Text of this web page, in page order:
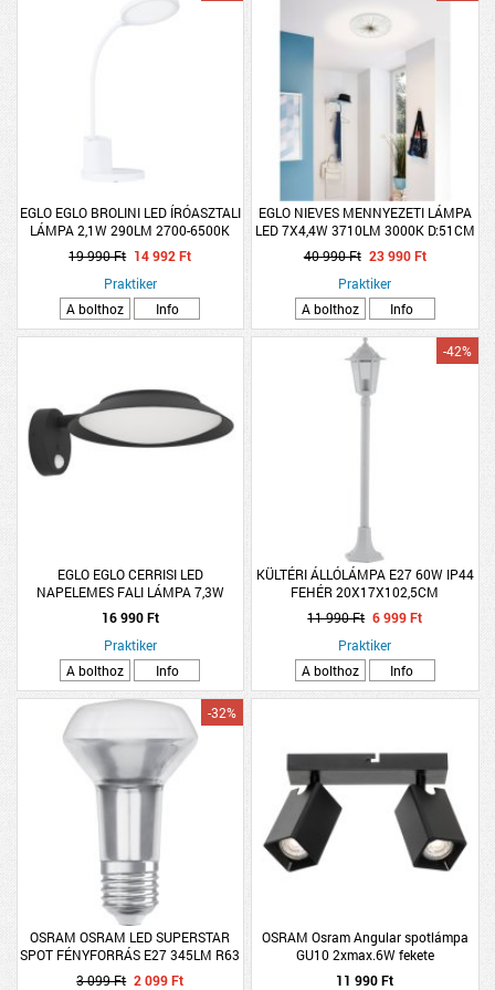
EGLO EGLO BROLINI LED ÍRÓASZTALI
LÁMPA 2,1W 290LM 2700-6500K
ÉRINTŐKAPCSOLÓVAL
DIMMELHETŐ 15X32CM
19 990 Ft 14 992 Ft
Praktiker
A bolthoz
Info
EGLO NIEVES MENNYEZETI LÁMPA
LED 7X4,4W 3710LM 3000K D:51CM
FEHÉR
40 990 Ft 23 990 Ft
Praktiker
A bolthoz
Info
EGLO EGLO CERRISI LED
NAPELEMES FALI LÁMPA 7,3W
240LM 3000K IP44
MOZGÁSÉRZÉKELŐS 10,8X25CM
FEKETE
16 990 Ft
Praktiker
A bolthoz
Info
KÜLTÉRI ÁLLÓLÁMPA E27 60W IP44
FEHÉR 20X17X102,5CM
-42%
11 990 Ft 6 999 Ft
Praktiker
A bolthoz
Info
OSRAM OSRAM LED SUPERSTAR
SPOT FÉNYFORRÁS E27 345LM R63
DIMMELHETŐ
-32%
3 099 Ft 2 099 Ft
OSRAM Osram Angular spotlámpa
GU10 2xmax.6W fekete
11 990 Ft